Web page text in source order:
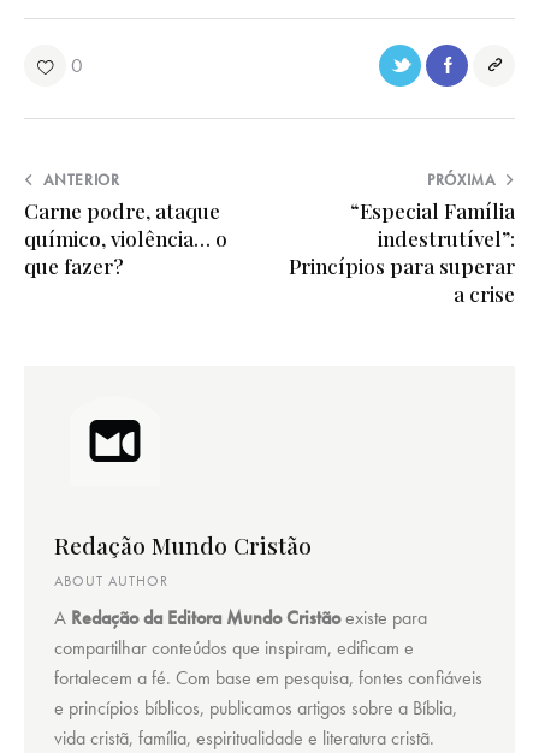
0
ANTERIOR
Carne podre, ataque
químico, violência… o
que fazer?
PRÓXIMA
“Especial Família
indestrutível”:
Princípios para superar
a crise
Redação Mundo Cristão
ABOUT AUTHOR
A Redação da Editora Mundo Cristãoexiste para
compartilhar conteúdos que inspiram, edificam e
fortalecem a fé. Com base em pesquisa, fontes confiáveis
e princípios bíblicos, publicamos artigos sobre a Bíblia,
vida cristã, família, espiritualidade e literatura cristã.